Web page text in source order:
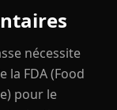
nécessite
la FDA (Food
pour le